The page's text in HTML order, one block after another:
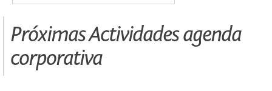
Próximas Actividades agenda
corporativa